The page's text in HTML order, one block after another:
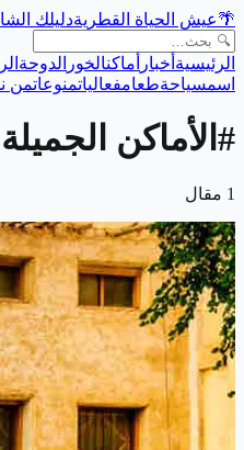
🌴عيش الحياة القطريةدليلك
الرئيسية أخبار أماكنالخور الدوحة
اسمسياحةطعامفعالياتمنوعاتمن
# الأماكن
1 مقال